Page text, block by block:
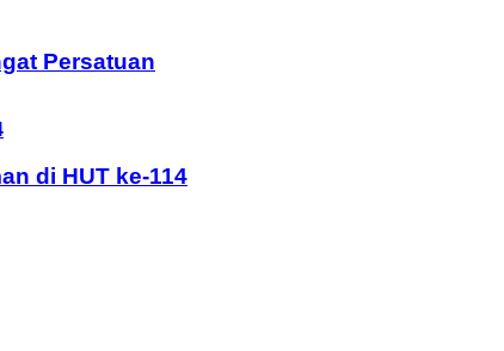
Persatuan
di HUT ke-114